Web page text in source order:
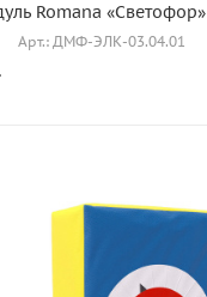
Romana «Светофор»
Арт.: ДМФ-ЭЛК-03.04.01